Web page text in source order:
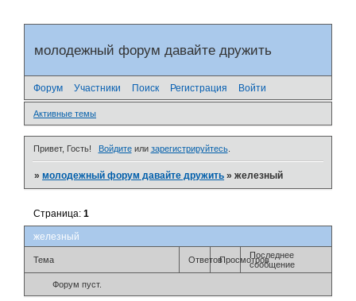
молодежный форум давайте дружить
Форум Участники Поиск Регистрация Войти
Активные темы
Привет, Гость! Войдитеили зарегистрируйтесь.
»молодежный форум давайте дружить »железный
железный
Страница:1
Тема ОтветовПросмотровПоследнее
сообщение
Форум пуст.